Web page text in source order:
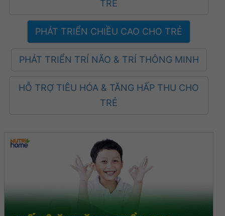
TRẺ
PHÁT TRIỂN CHIỀU CAO CHO TRẺ
PHÁT TRIỂN TRÍ NÃO & TRÍ THÔNG MINH
HỖ TRỢ TIÊU HÓA & TĂNG HẤP THU CHO
TRẺ